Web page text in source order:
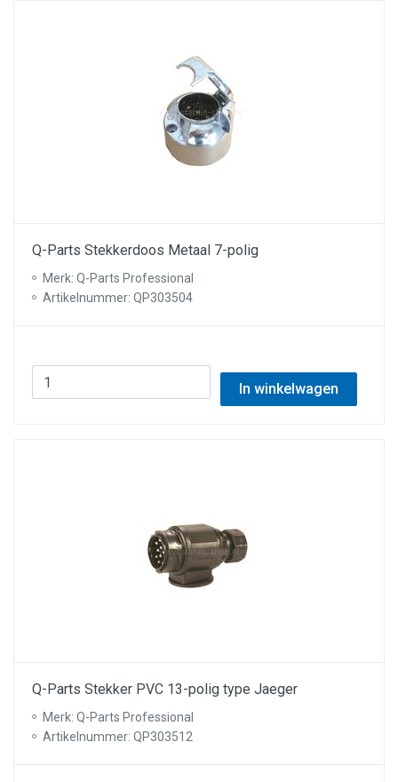
Q-Parts Stekkerdoos Metaal 7-polig
Merk: Q-Parts Professional
Artikelnummer: QP303504
In winkelwagen
Q-Parts Stekker PVC 13-polig type Jaeger
Merk: Q-Parts Professional
Artikelnummer: QP303512